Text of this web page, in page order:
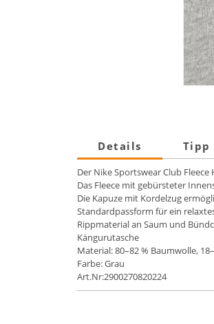
Details Tipp
Der Nike Sportswear Club
Das Fleece mit gebürsteter
Die Kapuze mit Kordelzug
Standardpassform für ein
Rippmaterial an Saum und
Kängurutasche
Material: 80–82 % Baumwolle,
Farbe: Grau
Art.Nr:2900270820224